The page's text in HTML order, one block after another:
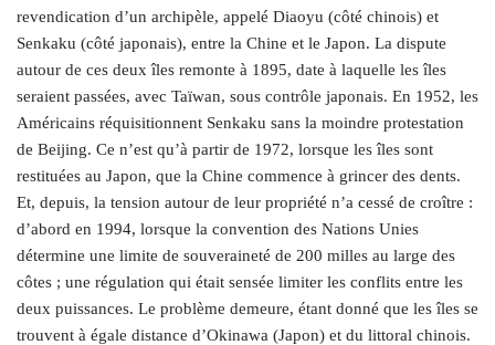
revendication d’un archipèle, appelé Diaoyu (côté chinois) et
Senkaku (côté japonais), entre la Chine et le Japon. La dispute
autour de ces deux îles remonte à 1895, date à laquelle les îles
seraient passées, avec Taïwan, sous contrôle japonais. En 1952, les
Américains réquisitionnent Senkaku sans la moindre protestation
de Beijing. Ce n’est qu’à partir de 1972, lorsque les îles sont
restituées au Japon, que la Chine commence à grincer des dents.
Et, depuis, la tension autour de leur propriété n’a cessé de croître :
d’abord en 1994, lorsque la convention des Nations Unies
détermine une limite de souveraineté de 200 milles au large des
côtes ; une régulation qui était sensée limiter les conflits entre les
deux puissances. Le problème demeure, étant donné que les îles se
trouvent à égale distance d’Okinawa (Japon) et du littoral chinois.